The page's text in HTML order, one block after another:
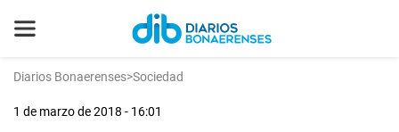
Diarios Bonaerenses>Sociedad
1 de marzo de 2018 - 16:01